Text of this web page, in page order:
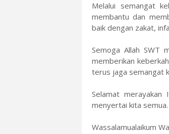
Melalui semangat
membantu dan
baik dengan zakat,
Semoga Allah SWT
memberikan
terus jaga semangat
Selamat merayakan
menyertai kita semua.
Wassalamualaikum